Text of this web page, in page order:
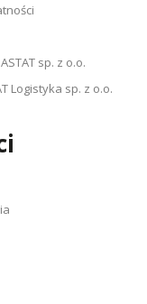
sp. z o.o.
Logistyka sp. z o.o.